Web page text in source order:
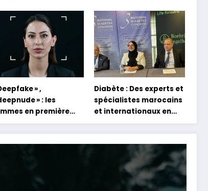
académiques de
en
sur le
des
»
concert holographique
d’Abdel Halim Hafez
» ,
» : les
en première
face aux dangers
l’intelligence
Diabète : Des experts et
spécialistes marocains
et internationaux en
conclave à Tanger